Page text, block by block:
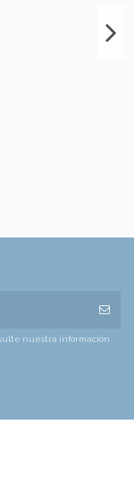
nuestra información